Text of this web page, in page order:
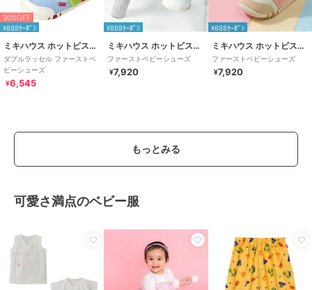
30%OFF
¥888ｸｰﾎﾟﾝ
ミキハウス ホットビスケッツ
ダブルラッセル ファーストベ
ビーシューズ
¥6,545
¥888ｸｰﾎﾟﾝ
ミキハウス ホットビスケッツ
ファーストベビーシューズ
¥7,920
¥888ｸｰﾎﾟﾝ
ミキハウス ホットビスケッツ
ファーストベビーシューズ
¥7,920
もっとみる
可愛さ満点のベビー服